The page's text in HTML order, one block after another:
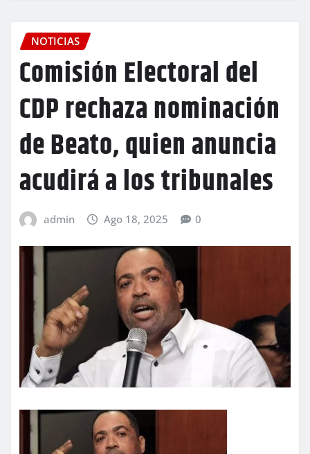
NOTICIAS
Comisión Electoral del
CDP rechaza nominación
de Beato, quien anuncia
acudirá a los tribunales
admin Ago 18, 2025 0